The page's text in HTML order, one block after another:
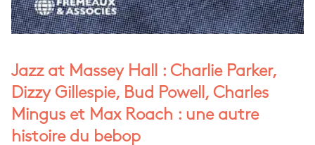
Jazz at Massey Hall : Charlie Parker,
Dizzy Gillespie, Bud Powell, Charles
Mingus et Max Roach : une autre
histoire du bebop